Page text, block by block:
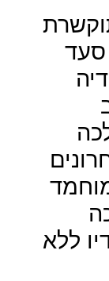
סעד
ללא